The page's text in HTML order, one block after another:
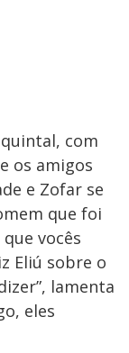
sequestrar
Vida de Jó
com
os amigos
e Zofar se
que foi
vocês
Eliú sobre o
lamenta
eles